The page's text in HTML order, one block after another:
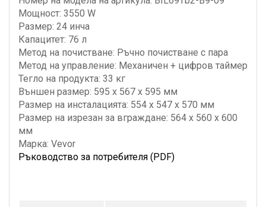
Мощност: 3550 W
Размер: 24 инча
Капацитет: 76 л
Метод на почистване: Ръчно почистване с пара
Метод на управление: Механичен + цифров таймер
Тегло на продукта: 33 кг
Външен размер: 595 x 567 x 595 мм
Размер на инсталацията: 554 x 547 x 570 мм
Размер на изрезан за вграждане: 564 x 560 x 600
мм
Марка: Vevor
Ръководство за потребителя (PDF)